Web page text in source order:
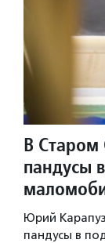
В Старом
пандусы
Юрий
пандусы в